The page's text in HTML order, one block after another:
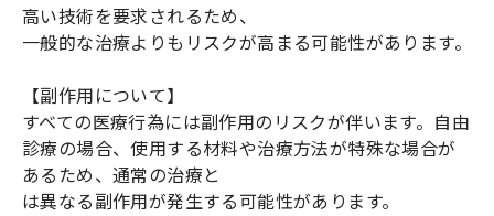
高い技術を要求されるため、
一般的な治療よりもリスクが高まる可能性があります。
【副作用について】
すべての医療行為には副作用のリスクが伴います。自由
診療の場合、使用する材料や治療方法が特殊な場合が
あるため、通常の治療と
は異なる副作用が発生する可能性があります。